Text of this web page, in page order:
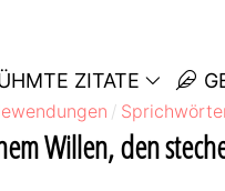
ZITATE
Willen, den